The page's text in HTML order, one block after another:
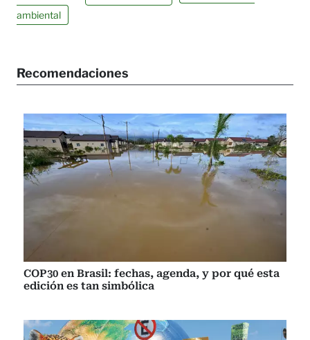
ambiental
Recomendaciones
COP30 en Brasil: fechas, agenda, y por qué esta
edición es tan simbólica